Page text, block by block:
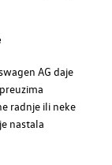
AG daje
radnje ili neke
nastala